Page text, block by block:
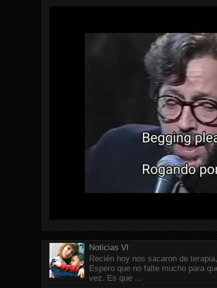
Noticias VI
Recién hoy nos sacaron de
Espero que no falte mucho para
vez. Es que ...